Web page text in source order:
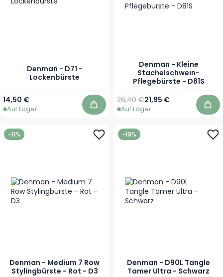
Denman - D71 -
Lockenbürste
14,50 €
Auf Lager In den Warenkorb
Denman - Kleine
Stachelschwein-
Pflegebürste - D81S
Sonderpreis
21,95 €
Regulärer Preis
26,40 €
Auf Lager In
-11%
Denman - Medium 7 Row
Stylingbürste - Rot - D3
-19%
Denman - D90L Tangle
Tamer Ultra - Schwarz